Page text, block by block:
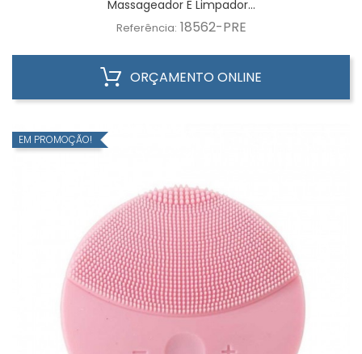
Massageador E Limpador...
Referência: 18562-PRE
ORÇAMENTO ONLINE
EM PROMOÇÃO!